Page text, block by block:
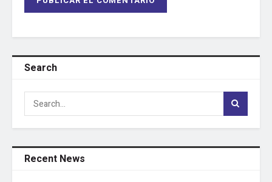
Search
Recent News